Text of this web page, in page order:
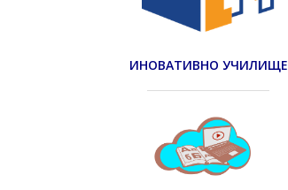
ИНОВАТИВНО УЧИЛИЩЕ